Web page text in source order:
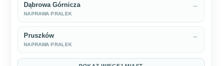
Dąbrowa Górnicza
NAPRAWA PRALEK
→
Pruszków
NAPRAWA PRALEK
→